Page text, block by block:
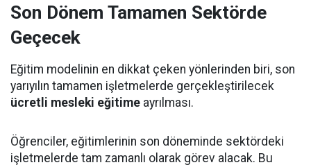
Son Dönem Tamamen Sektörde
Geçecek
Eğitim modelinin en dikkat çeken yönlerinden biri, son
yarıyılın tamamen işletmelerde gerçekleştirilecek
ücretli mesleki eğitime ayrılması.
Öğrenciler, eğitimlerinin son döneminde sektördeki
işletmelerde tam zamanlı olarak görev alacak. Bu